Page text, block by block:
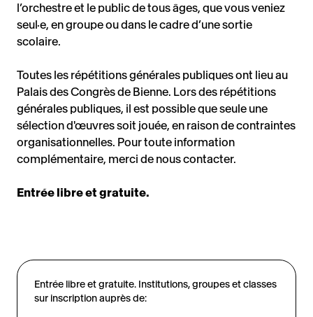
l’orchestre et le public de tous âges, que vous veniez
seul·e, en groupe ou dans le cadre d’une sortie
scolaire.
Toutes les répétitions générales publiques ont lieu au
Palais des Congrès de Bienne. Lors des répétitions
générales publiques, il est possible que seule une
sélection d'œuvres soit jouée, en raison de contraintes
organisationnelles. Pour toute information
complémentaire, merci de nous contacter.
Entrée libre et gratuite.
Entrée libre et gratuite. Institutions, groupes et classes
sur inscription auprès de: